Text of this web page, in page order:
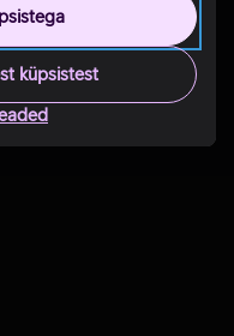
küpsistest